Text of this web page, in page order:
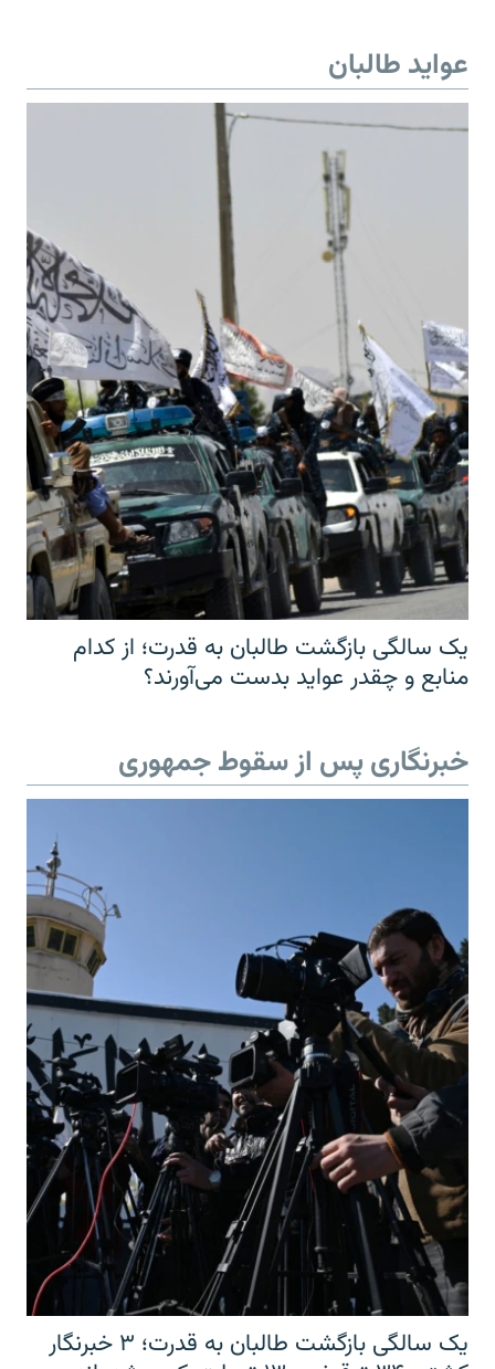
عواید طالبان
یک سالگی بازگشت طالبان به قدرت؛ از کدام
منابع و چقدر عواید بدست می‌آورند؟
خبرنگاری پس از سقوط جمهوری
یک سالگی بازگشت طالبان به قدرت؛ ۳ خبرنگار